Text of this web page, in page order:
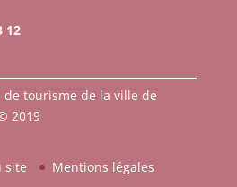
12
de tourisme de la ville de
2019
site Mentions légales